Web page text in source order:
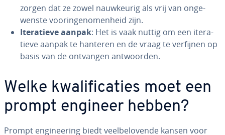
zorgen dat ze zowel nauw­keu­rig als vrij van on­ge­
wens­te voor­in­ge­no­men­heid zijn.
Ite­ra­tie­ve aanpak: Het is vaak nuttig om een ite­ra­
tie­ve aanpak te hanteren en de vraag te verfijnen op
basis van de ontvangen ant­woor­den.
Welke kwa­li­fi­ca­ties moet een
prompt engineer hebben?
Prompt en­gi­nee­ring biedt veel­be­lo­ven­de kansen voor